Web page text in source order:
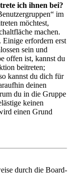
ich ihnen bei?
im
möchtest,
machen.
erfordern erst
sein und
offen ist, kannst du
beitreten;
kannst du dich für
deinen
du in die Gruppe
keinen
einen Grund
durch die Board-